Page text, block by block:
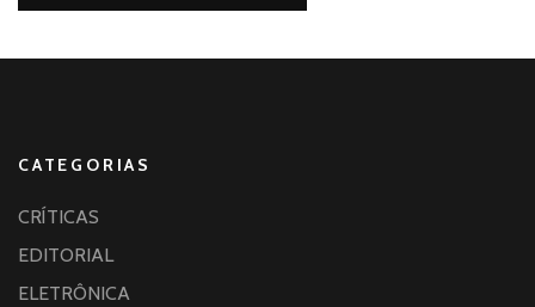
CATEGORIAS
CRÍTICAS
EDITORIAL
ELETRÔNICA